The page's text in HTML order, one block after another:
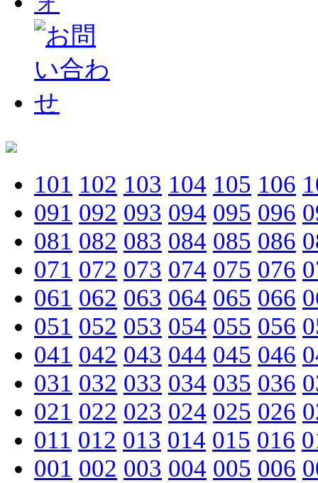
101 102 103 104 105 106
091 092 093 094 095 096
081 082 083 084 085 086
071 072 073 074 075 076
061 062 063 064 065 066
051 052 053 054 055 056
041 042 043 044 045 046
031 032 033 034 035 036
021 022 023 024 025 026
011 012 013 014 015 016
001 002 003 004 005 006